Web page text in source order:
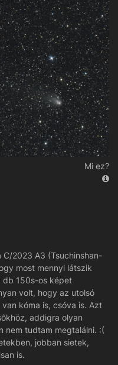
Mi ez?
2023 A3 (Tsuchinshan-
most mennyi látszik
db 150s-os képet
volt, hogy az utolsó
kóma is, csóva is. Azt
addigra olyan
nem tudtam megtalálni. :(
jobban sietek,
is.